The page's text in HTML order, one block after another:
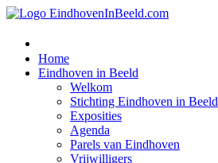
Home
Eindhoven in Beeld
Welkom
Stichting Eindhoven in Beeld
Exposities
Agenda
Parels van Eindhoven
Vrijwilligers